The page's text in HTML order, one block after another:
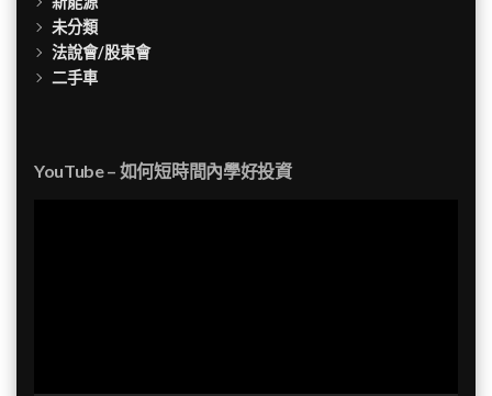
未分類
法說會/股東會
二手車
YouTube – 如何短時間內學好投資